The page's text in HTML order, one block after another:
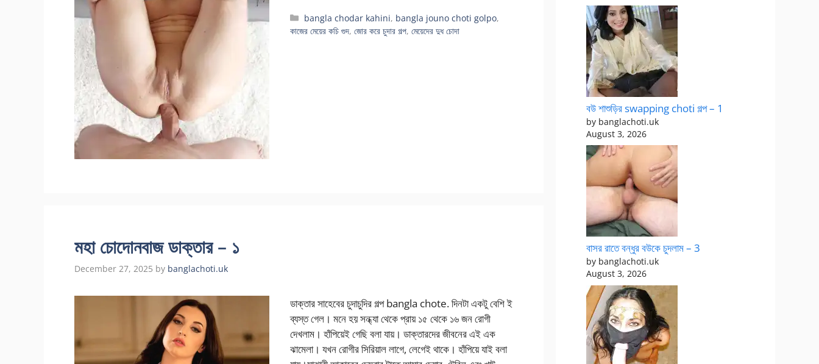
Categories
bangla chodar kahini, bangla jouno choti golpo,
কাজের মেয়ের কচি গুদ, জোর করে চুদার গল্প, মেয়েদের দুধ চোদা
মহা চোদোনবাজ ডাক্তার – ১
December 27, 2025 by banglachoti.uk
ডাক্তার সাহেবের চুদাচুদির গল্প bangla chote. দিনটা একটু বেশি ই
ব্যস্ত গেল। মনে হয় সন্ধ্যা থেকে প্রায় ১৫ থেকে ১৬ জন রোগী
দেখলাম। হাঁপিয়েই গেছি বলা যায়। ডাক্তারদের জীবনের এই এক
ঝামেলা। যখন রোগীর সিরিয়াল লাগে, লেগেই থাকে। হাঁপিয়ে যাই বলা
বউ শাশুড়ির swapping choti গল্প – 1
by banglachoti.uk
August 3, 2026
বাসর রাতে বন্ধুর বউকে চুদলাম – 3
by banglachoti.uk
August 3, 2026